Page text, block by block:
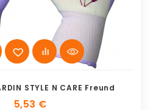
STYLE N CARE Freund
5,53 €